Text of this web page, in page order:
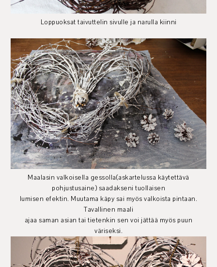
Loppuoksat taivuttelin sivulle ja narulla kiinni
Maalasin valkoisella gessolla(askartelussa käytettävä
pohjustusaine) saadakseni tuollaisen
lumisen efektin. Muutama käpy sai myös valkoista pintaan.
Tavallinen maali
ajaa saman asian tai tietenkin sen voi jättää myös puun
väriseksi.